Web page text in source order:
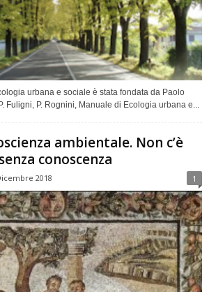
urbana e sociale è stata fondata da Paolo
Fuligni, P. Rognini, Manuale di Ecologia urbana e...
ambientale. Non c’è
conoscenza
2018 1